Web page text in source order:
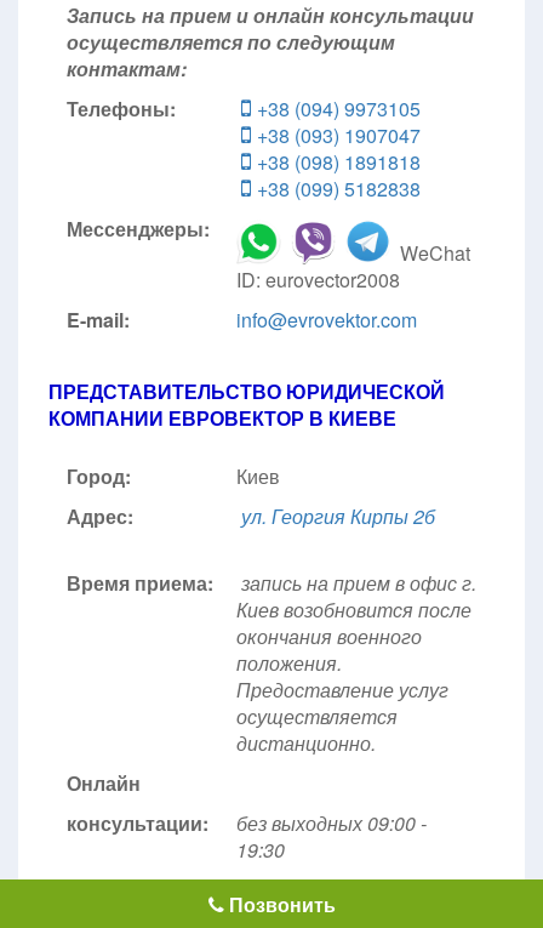
Запись на прием и онлайн консультации
осуществляется по следующим
контактам:
Телефоны:
+38 (094) 9973105
+38 (093) 1907047
+38 (098) 1891818
+38 (099) 5182838
Мессенджеры:
WeChat
ID: eurovector2008
E-mail:
info@evrovektor.com
ПРЕДСТАВИТЕЛЬСТВО ЮРИДИЧЕСКОЙ
КОМПАНИИ ЕВРОВЕКТОР В КИЕВЕ
Город:
Киев
Адрес:
ул. Георгия Кирпы 2б
Время приема:
запись на прием в офис г.
Киев возобновится после
окончания военного
положения.
Предоставление услуг
осуществляется
дистанционно.
Онлайн
консультации:
без выходных 09:00 -
19:30
21:30
Позвонить